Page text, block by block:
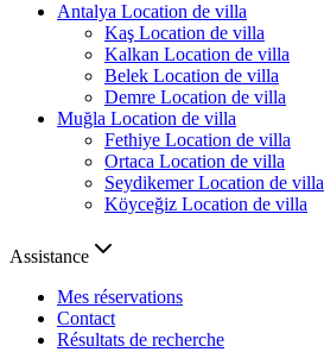
Antalya Location de villa
Kaş Location de villa
Kalkan Location de villa
Belek Location de villa
Demre Location de villa
Muğla Location de villa
Fethiye Location de villa
Ortaca Location de villa
Seydikemer Location de villa
Köyceğiz Location de villa
Assistance
Mes réservations
Contact
Résultats de recherche